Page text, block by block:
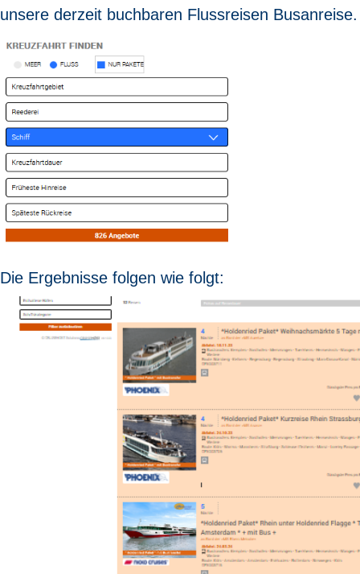
unsere derzeit buchbaren Flussreisen Busanreise.
Die Ergebnisse folgen wie folgt: